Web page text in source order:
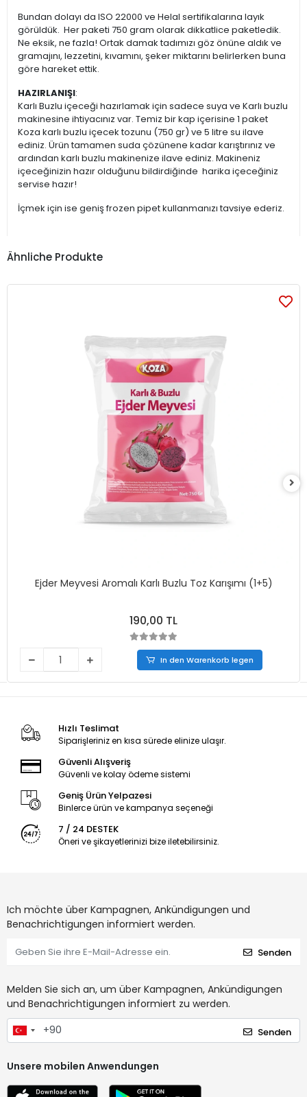
Bundan dolayı da ISO 22000 ve Helal sertifikalarına layık
görüldük. Her paketi 750 gram olarak dikkatlice paketledik.
Ne eksik, ne fazla! Ortak damak tadımızı göz önüne aldık ve
gramajını, lezzetini, kıvamını, şeker miktarını belirlerken buna
göre hareket ettik.
HAZIRLANIŞI:
Karlı Buzlu içeceği hazırlamak için sadece suya ve Karlı buzlu
makinesine ihtiyacınız var. Temiz bir kap içerisine 1 paket
Koza karlı buzlu içecek tozunu (750 gr) ve 5 litre su ilave
ediniz. Ürün tamamen suda çözünene kadar karıştırınız ve
ardından karlı buzlu makinenize ilave ediniz. Makineniz
içeceğinizin hazır olduğunu bildirdiğinde harika içeceğiniz
servise hazır!
İçmek için ise geniş frozen pipet kullanmanızı tavsiye ederiz.
Ähnliche Produkte
Ejder Meyvesi Aromalı Karlı Buzlu Toz Karışımı (1+5)
190,00 TL
In den Warenkorb legen
Hızlı Teslimat
Siparişleriniz en kısa sürede elinize ulaşır.
Güvenli Alışveriş
Güvenli ve kolay ödeme sistemi
Geniş Ürün Yelpazesi
Binlerce ürün ve kampanya seçeneği
7 / 24 DESTEK
Öneri ve şikayetlerinizi bize iletebilirsiniz.
Ich möchte über Kampagnen, Ankündigungen und
Benachrichtigungen informiert werden.
Senden
Melden Sie sich an, um über Kampagnen, Ankündigungen
und Benachrichtigungen informiert zu werden.
Senden
Unsere mobilen Anwendungen